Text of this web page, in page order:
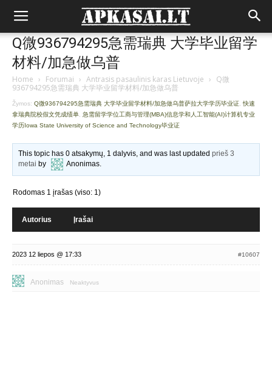
Q微936794295急需瑞典 大学毕业留学
材料/加急做乌普
Home › Forumai › Antrasis pasaulinis karas Lietuvoje › Q微
936794295急需瑞典 大学毕业留学材料/加急做乌普
Žymos: Q微936794295急需瑞典 大学毕业留学材料/加急做乌普萨拉大学学历毕业证 快速
拿瑞典院校假文凭成绩单 急需留学学位工商与管理(MBA)信息学和人工智能(AI)计算机专业
学历Iowa State University of Science and Technology毕业证
This topic has 0 atsakymų, 1 dalyvis, and was last updatedprieš 3
metai by Anonimas.
Rodomas 1 įrašas (viso: 1)
Autorius Įrašai
2023 12 liepos @ 17:33 #10607
Anonimas Neaktyvus